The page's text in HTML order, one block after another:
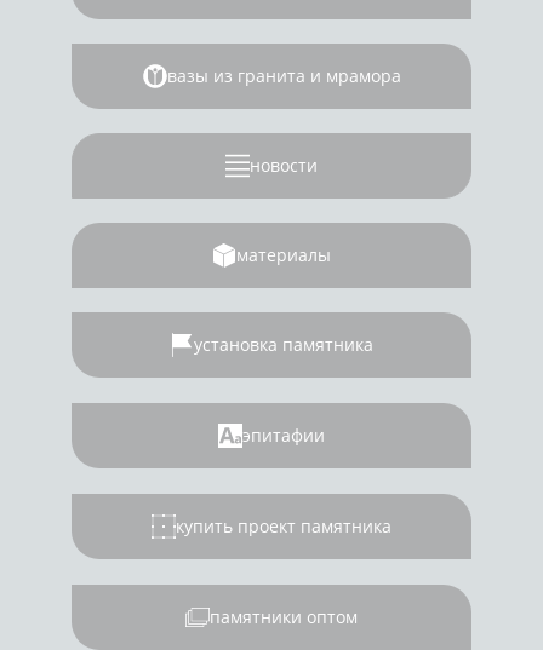
вазы из гранита и мрамора
новости
материалы
установка памятника
эпитафии
купить проект памятника
памятники оптом